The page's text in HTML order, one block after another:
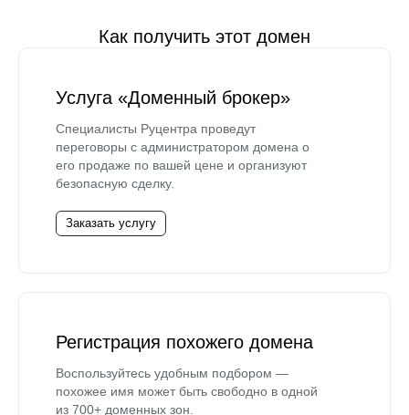
Как получить этот домен
Услуга «Доменный брокер»
Специалисты Руцентра проведут
переговоры с администратором домена о
его продаже по вашей цене и организуют
безопасную сделку.
Заказать услугу
Регистрация похожего домена
Воспользуйтесь удобным подбором —
похожее имя может быть свободно в одной
из 700+ доменных зон.